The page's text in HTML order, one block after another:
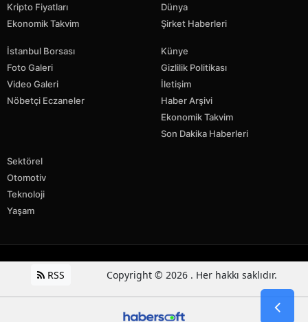
Kripto Fiyatları
Ekonomik Takvim
Dünya
Şirket Haberleri
İstanbul Borsası
Foto Galeri
Video Galeri
Nöbetçi Eczaneler
Künye
Gizlilik Politikası
İletişim
Haber Arşivi
Ekonomik Takvim
Son Dakika Haberleri
Sektörel
Otomotiv
Teknoloji
Yaşam
RSS Copyright © 2026 . Her hakkı saklıdır.